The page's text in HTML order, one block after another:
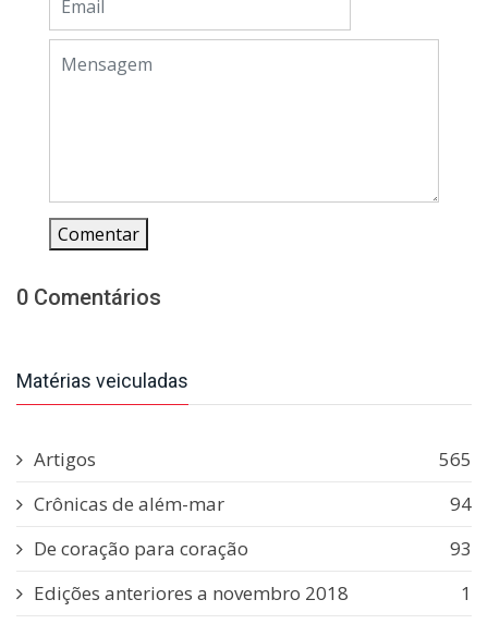
Comentar
0 Comentários
Matérias veiculadas
Artigos
565
Crônicas de além-mar
94
De coração para coração
93
Edições anteriores a novembro 2018
1